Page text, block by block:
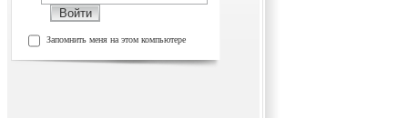
Запомнить меня на этом компьютере